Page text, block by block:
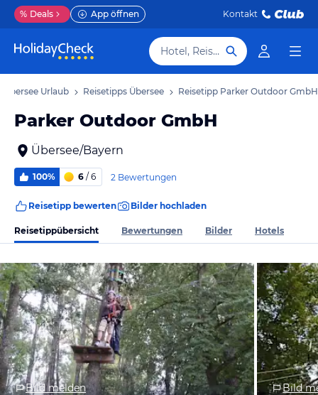
% Deals App öffnen Kontakt
Hotel, Reiseziel
Übersee Urlaub Reisetipps Übersee Reisetipp Parker Outdoor GmbH
Parker Outdoor GmbH
Übersee/Bayern
100% 6 / 6 2 Bewertungen
Reisetipp bewerten Bilder hochladen
Reisetippübersicht Bewertungen Bilder Hotels
Bild melden Bild